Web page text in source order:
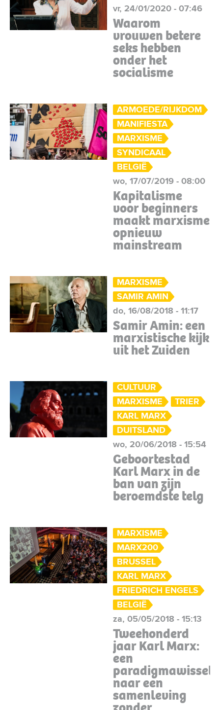
vr, 24/01/2020 - 07:46
Waarom
vrouwen betere
seks hebben
onder het
socialisme
ARMOEDE/RIJKDOM
MANIFIESTA
MARXISME
SYNDICAAL
BELGIË
wo, 17/07/2019 - 08:00
Kapitalisme
voor beginners
maakt marxisme
opnieuw
mainstream
MARXISME
SAMIR AMIN
do, 16/08/2018 - 11:17
Samir Amin: een
marxistische kijk
uit het Zuiden
CULTUUR
MARXISME
TRIER
KARL MARX
DUITSLAND
wo, 20/06/2018 - 15:54
Geboortestad
Karl Marx in de
ban van zijn
beroemdste telg
MARXISME
MARX200
BRUSSEL
KARL MARX
FRIEDRICH ENGELS
BELGIË
za, 05/05/2018 - 15:13
Tweehonderd
jaar Karl Marx:
een
paradigmawissel
naar een
samenleving